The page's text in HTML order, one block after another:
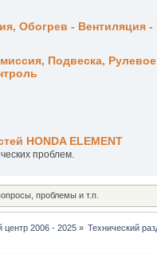
Обогрев - Вентиляция
Подвеска, Рулевое,
HONDA ELEMENT
проблем.
проблемы и т.п.
2006 - 2025» Технический